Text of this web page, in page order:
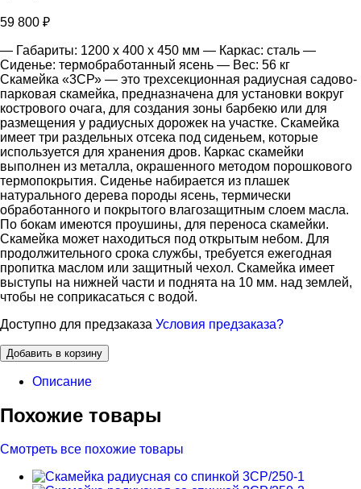
59 800 ₽
— Габариты: 1200 x 400 x 450 мм — Каркас: сталь —
Сиденье: термобработанный ясень — Вес: 56 кг
Скамейка «3СР» — это трехсекционная радиусная садово-
парковая скамейка, предназначена для установки вокруг
кострового очага, для создания зоны барбекю или для
размещения у радиусных дорожек на участке. Скамейка
имеет три раздельных отсека под сиденьем, которые
используется для хранения дров. Каркас скамейки
выполнен из металла, окрашенного методом порошкового
термопокрытия. Сиденье набирается из плашек
натурального дерева породы ясень, термически
обработанного и покрытого влагозащитным слоем масла.
По бокам имеются проушины, для переноса скамейки.
Скамейка может находиться под открытым небом. Для
продолжительного срока службы, требуется ежегодная
пропитка маслом или защитный чехол. Скамейка имеет
выступы на нижней части и поднята на 10 мм. над землей,
чтобы не соприкасаться с водой.
Доступно для предзаказа Условия предзаказа?
Добавить в корзину
Описание
Похожие товары
Смотреть все похожие товары